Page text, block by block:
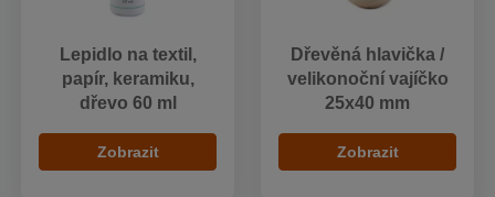
Lepidlo na textil,
papír, keramiku,
dřevo 60 ml
Zobrazit
Dřevěná hlavička /
velikonoční vajíčko
25x40 mm
Zobrazit